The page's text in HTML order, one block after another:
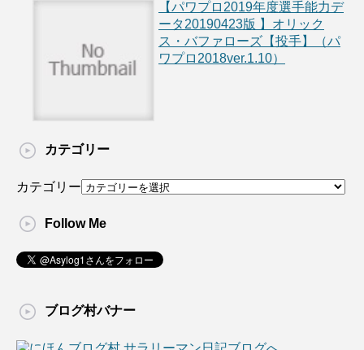
【パワプロ2019年度選手能力デ
ータ20190423版 】オリック
ス・バファローズ【投手】（パ
ワプロ2018ver.1.10）
カテゴリー
カテゴリー
Follow Me
ブログ村バナー